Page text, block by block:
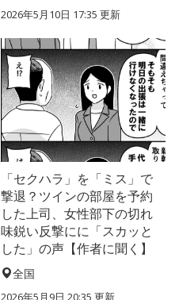
2026年5月10日 17:35 更新
「セクハラ」を「ミス」で
撃退？ツインの部屋を予約
した上司、女性部下の切れ
味鋭い反撃にに「スカッと
した」の声【作者に聞く】
全国
2026年5月9日 20:35 更新